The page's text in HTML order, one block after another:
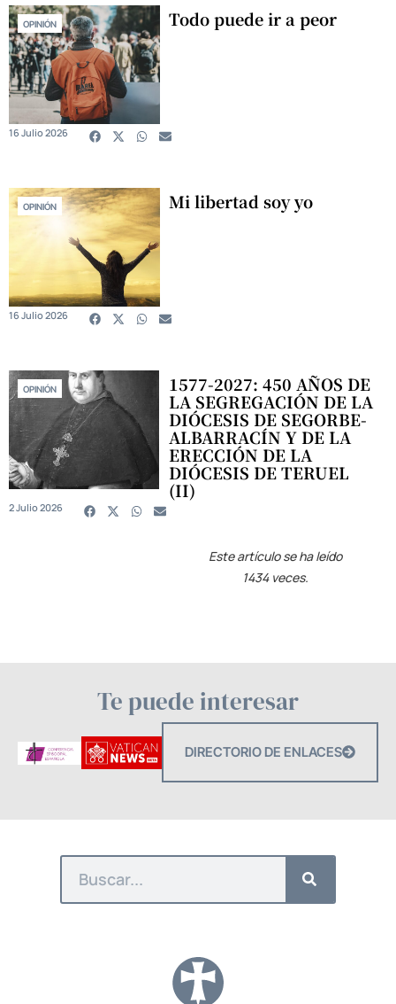
OPINIÓN Todo puede ir a peor
16 Julio 2026
OPINIÓN Mi libertad soy yo
16 Julio 2026
OPINIÓN 1577-2027: 450 AÑOS DE
LA SEGREGACIÓN DE LA
DIÓCESIS DE SEGORBE-
ALBARRACÍN Y DE LA
ERECCIÓN DE LA
DIÓCESIS DE TERUEL
(II)
2 Julio 2026
Este artículo se ha leído
1434 veces.
Te puede interesar
DIRECTORIO DE ENLACES